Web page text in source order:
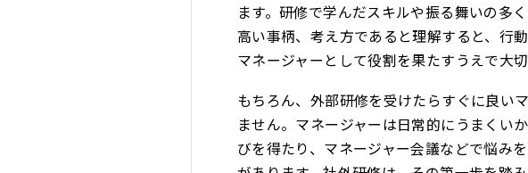
ます。研修で学んだスキルや振る舞いの多
高い事柄、考え方であると理解すると、行
マネージャーとして役割を果たすうえで大切
もちろん、外部研修を受けたらすぐに良い
ません。マネージャーは日常的にうまくい
びを得たり、マネージャー会議などで悩み